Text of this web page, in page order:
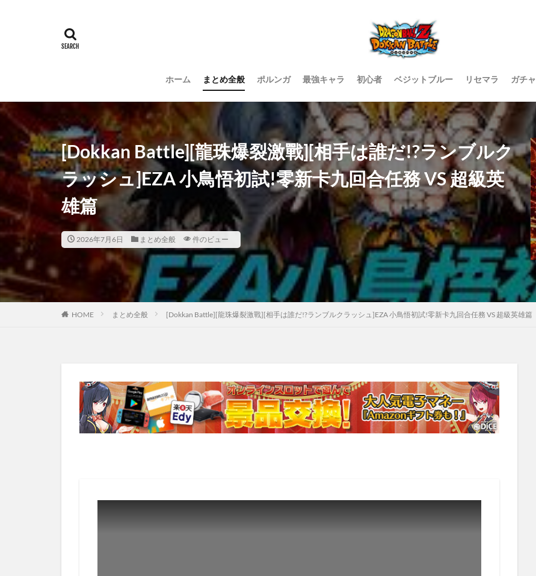
ホーム まとめ全般 ポルンガ 最強キャラ 初心者 ベジットブルー リセマラ ガチャ
[Dokkan Battle][龍珠爆裂激戰][相手は誰だ!?ランブルク
ラッシュ]EZA 小鳥悟初試!零新卡九回合任務 VS 超級英
雄篇
2026年7月6日 まとめ全般 件のビュー
HOME まとめ全般 [Dokkan Battle][龍珠爆裂激戰][相手は誰だ!?ランブルクラッシュ]EZA 小鳥悟初試!零新卡九回合任務 VS 超級英雄篇